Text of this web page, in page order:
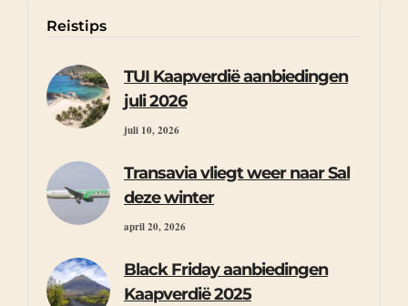
Reistips
TUI Kaapverdië aanbiedingen
juli 2026
juli 10, 2026
Transavia vliegt weer naar Sal
deze winter
april 20, 2026
Black Friday aanbiedingen
Kaapverdië 2025